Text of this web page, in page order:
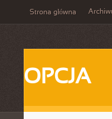
Strona główna
OPCJA